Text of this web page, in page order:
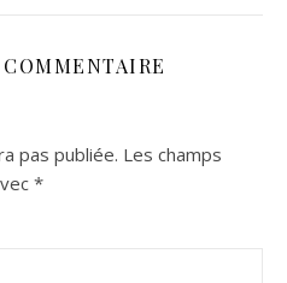
pas publiée. Les champs
*